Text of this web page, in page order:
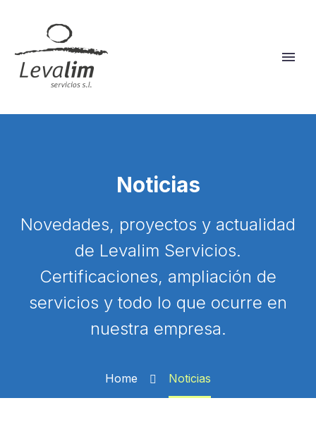
Noticias
Novedades, proyectos y actualidad
de Levalim Servicios.
Certificaciones, ampliación de
servicios y todo lo que ocurre en
nuestra empresa.
Home Noticias